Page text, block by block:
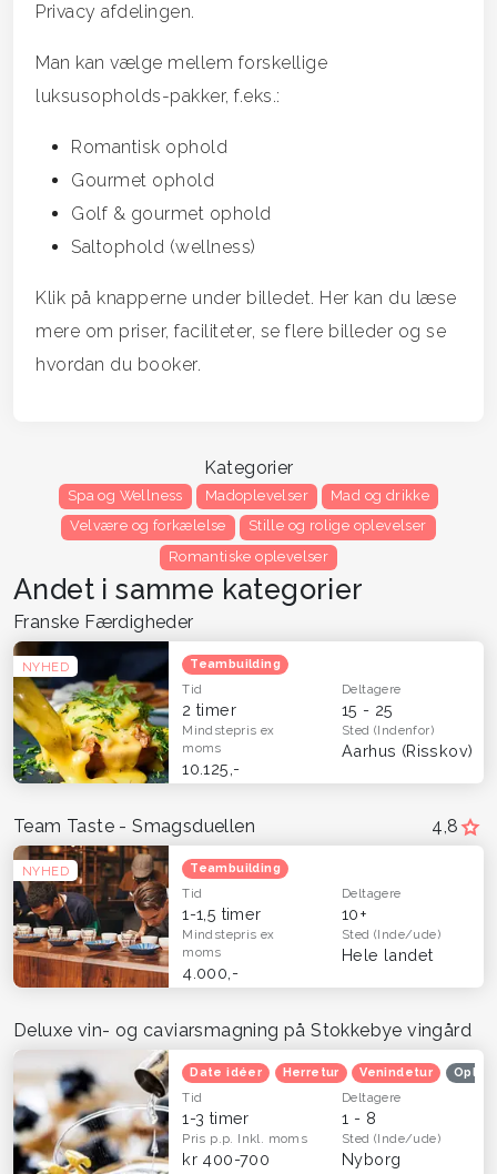
Privacy afdelingen.
Man kan vælge mellem forskellige
luksusopholds-pakker, f.eks.:
Romantisk ophold
Gourmet ophold
Golf & gourmet ophold
Saltophold (wellness)
Klik på knapperne under billedet. Her kan du læse
mere om priser, faciliteter, se flere billeder og se
hvordan du booker.
Kategorier
Spa og Wellness Madoplevelser
Mad og drikke
Velvære og forkælelse
Stille og rolige oplevelser
Romantiske oplevelser
Andet i samme kategorier
NYHED
Franske Færdigheder
Teambuilding
Tid
2 timer
Deltagere
15 - 25
Mindstepris ex
moms
10.125,-
Sted(Indenfor)
Aarhus (Risskov)
4,8
NYHED
Team Taste - Smagsduellen
Teambuilding
Tid
1-1,5 timer
Deltagere
10+
Mindstepris ex
moms
4.000,-
Sted(Inde/ude)
Hele landet
Deluxe vin- og caviarsmagning på Stokkebye vingård
Date idéer Herretur Venindetur
Tid
1-3 timer
Deltagere
1 - 8
Pris p.p. Inkl. moms
kr 400-700
Sted(Inde/ude)
Nyborg